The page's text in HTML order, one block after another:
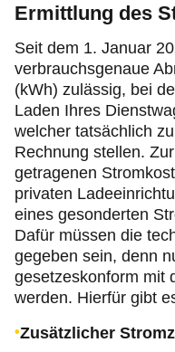
Ermittlung des
Seit dem 1. Januar
verbrauchsgenaue
(kWh) zulässig, bei
Laden Ihres
welcher tatsächlich
Rechnung stellen.
getragenen
privaten
eines gesonderten
Dafür müssen die
gegeben sein, denn
gesetzeskonform mit
werden. Hierfür gibt
Zusätzlicher